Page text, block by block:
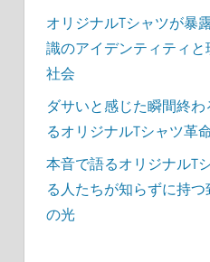
オリジナルTシャツが暴
識のアイデンティティ
社会
ダサいと感じた瞬間終
るオリジナルTシャツ革
本音で語るオリジナルT
る人たちが知らずに持
の光